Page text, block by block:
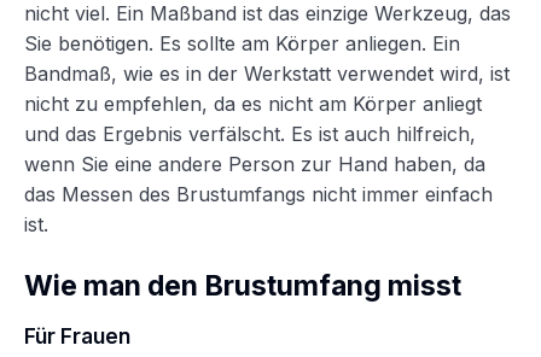
nicht viel. Ein Maßband ist das einzige Werkzeug, das
Sie benötigen. Es sollte am Körper anliegen. Ein
Bandmaß, wie es in der Werkstatt verwendet wird, ist
nicht zu empfehlen, da es nicht am Körper anliegt
und das Ergebnis verfälscht. Es ist auch hilfreich,
wenn Sie eine andere Person zur Hand haben, da
das Messen des Brustumfangs nicht immer einfach
ist.
Wie man den Brustumfang misst
Für Frauen